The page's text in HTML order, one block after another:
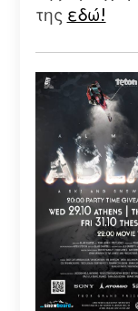
της εδώ!